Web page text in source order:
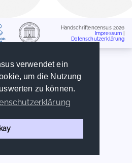
verwendet ein
um die Nutzung
zu können.
Handschriftencensus 2026
Impressum
Datenschutzerklärung